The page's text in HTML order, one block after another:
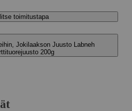
toimitustapa
Jokilaakson Juusto Labneh
200g